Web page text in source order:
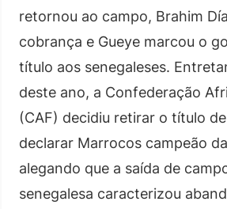
retornou ao campo, Brahim
cobrança e Gueye marcou o
título aos senegaleses.
deste ano, a Confederação
(CAF) decidiu retirar o título
declarar Marrocos campeão
alegando que a saída de
senegalesa caracterizou